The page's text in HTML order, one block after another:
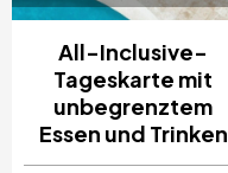
All-Inclusive-
Tageskarte mit
unbegrenztem
Essen und Trinken